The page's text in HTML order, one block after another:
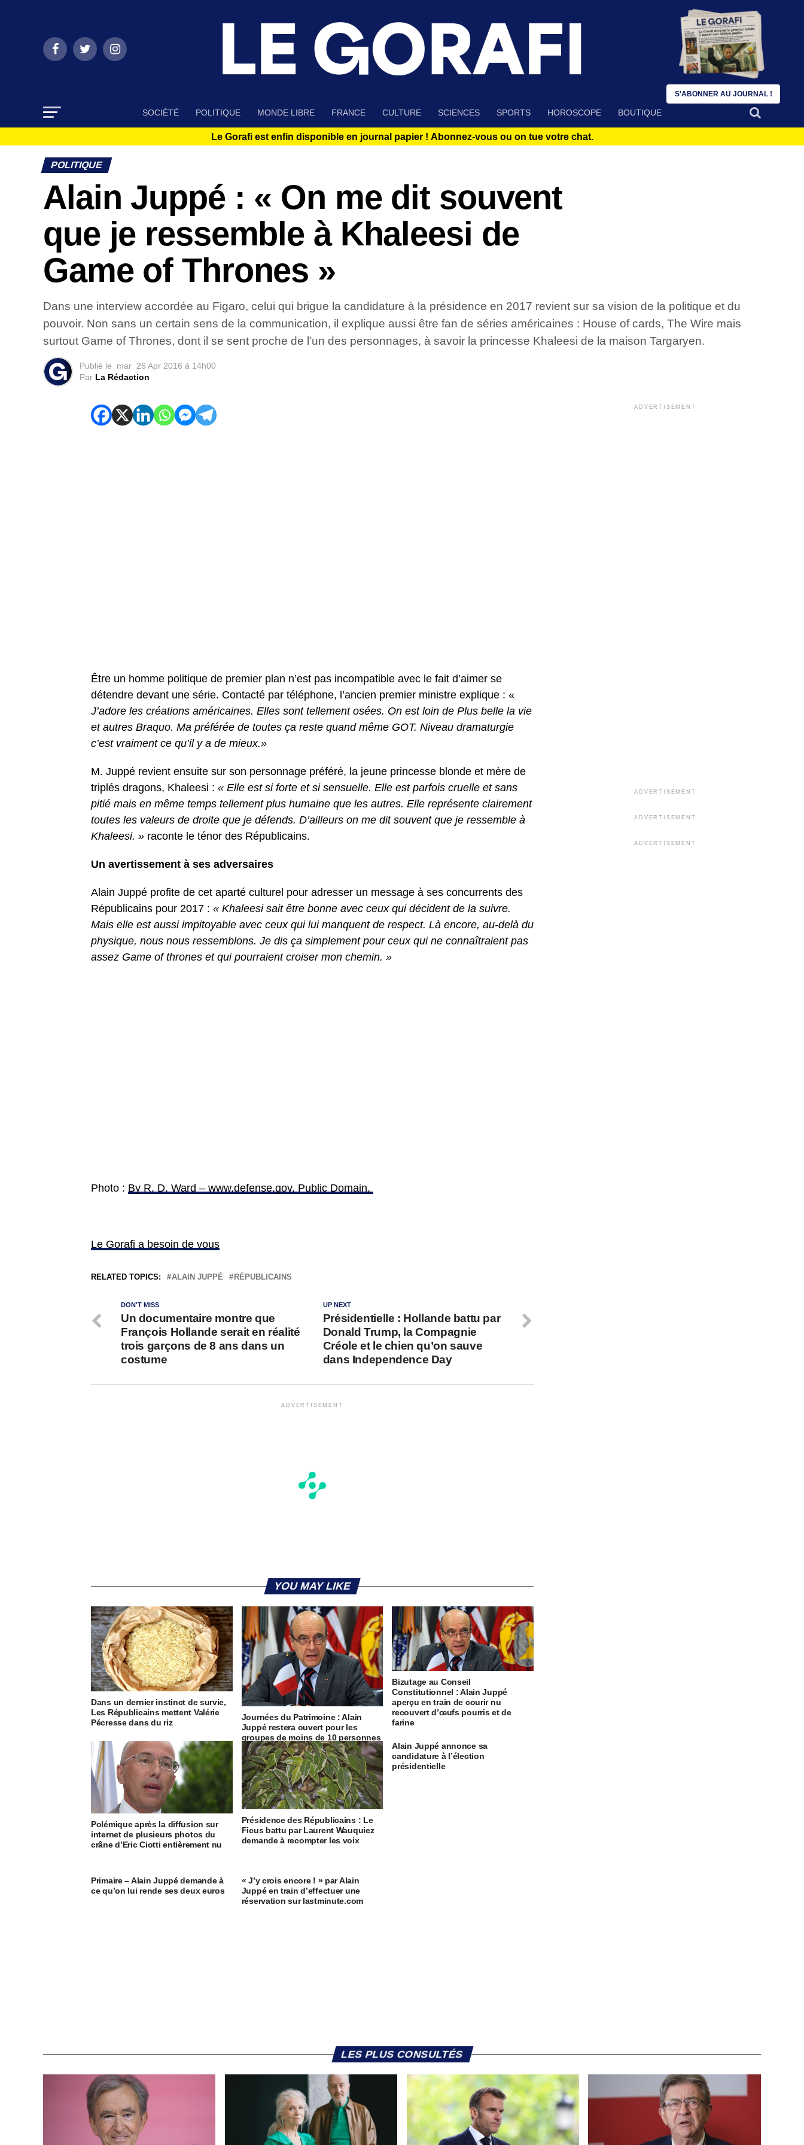
SOCIÉTÉ POLITIQUE MONDE LIBRE FRANCE CULTURE SCIENCES SPORTS HOROSCOPE BOUTIQUE
Le Gorafi est enfin disponible en journal papier ! Abonnez-vous ou on tue votre chat.
POLITIQUE
Alain Juppé : « On me dit souvent
que je ressemble à Khaleesi de
Game of Thrones »
Dans une interview accordée au Figaro, celui qui brigue la candidature à la présidence en 2017 revient sur sa vision de la politique et du
pouvoir. Non sans un certain sens de la communication, il explique aussi être fan de séries américaines : House of cards, The Wire mais
surtout Game of Thrones, dont il se sent proche de l’un des personnages, à savoir la princesse Khaleesi de la maison Targaryen.
Publié le mar 26 Apr 2016 à 14h00
Par La Rédaction
Être un homme politique de premier plan n’est pas incompatible avec le fait d’aimer se
détendre devant une série. Contacté par téléphone, l’ancien premier ministre explique : «
J’adore les créations américaines. Elles sont tellement osées. On est loin de Plus belle la vie
et autres Braquo. Ma préférée de toutes ça reste quand même GOT. Niveau dramaturgie
c’est vraiment ce qu’il y a de mieux.»
M. Juppé revient ensuite sur son personnage préféré, la jeune princesse blonde et mère de
triplés dragons, Khaleesi : « Elle est si forte et si sensuelle. Elle est parfois cruelle et sans
pitié mais en même temps tellement plus humaine que les autres. Elle représente clairement
toutes les valeurs de droite que je défends. D’ailleurs on me dit souvent que je ressemble à
Khaleesi. » raconte le ténor des Républicains.
Un avertissement à ses adversaires
Alain Juppé profite de cet aparté culturel pour adresser un message à ses concurrents des
Républicains pour 2017 : « Khaleesi sait être bonne avec ceux qui décident de la suivre.
Mais elle est aussi impitoyable avec ceux qui lui manquent de respect. Là encore, au-delà du
physique, nous nous ressemblons. Je dis ça simplement pour ceux qui ne connaîtraient pas
assez Game of thrones et qui pourraient croiser mon chemin. »
Photo : By R. D. Ward – www.defense.gov, Public Domain,
Le Gorafi a besoin de vous
RELATED TOPICS: ALAIN JUPPÉ RÉPUBLICAINS
UP NEXT
Présidentielle : Hollande battu par
Donald Trump, la Compagnie
Créole et le chien qu’on sauve
dans Independence Day
DON'T MISS
Un documentaire montre que
François Hollande serait en réalité
trois garçons de 8 ans dans un
costume
ADVERTISEMENT
YOU MAY LIKE
Dans un dernier instinct de survie,
Les Républicains mettent Valérie
Pécresse dans du riz
Journées du Patrimoine : Alain
Juppé restera ouvert pour les
groupes de moins de 10 personnes
Bizutage au Conseil
Constitutionnel : Alain Juppé
aperçu en train de courir nu
recouvert d’œufs pourris et de
farine
Polémique après la diffusion sur
internet de plusieurs photos du
crâne d’Eric Ciotti entièrement nu
Présidence des Républicains : Le
Ficus battu par Laurent Wauquiez
demande à recompter les voix
Alain Juppé annonce sa
candidature à l’élection
présidentielle
Primaire – Alain Juppé demande à
ce qu’on lui rende ses deux euros
« J’y crois encore ! » par Alain
Juppé en train d’effectuer une
réservation sur lastminute.com
ADVERTISEMENT
ADVERTISEMENT
ADVERTISEMENT
ADVERTISEMENT
LES PLUS CONSULTÉS
S'ABONNER AU JOURNAL !